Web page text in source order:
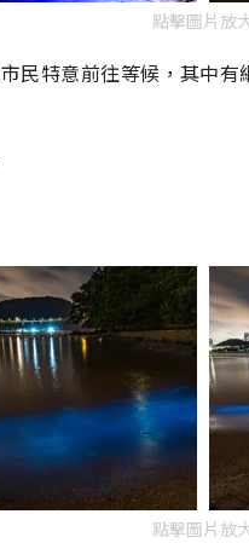
點擊圖片放
民特意前往等候，其中
點擊圖片放